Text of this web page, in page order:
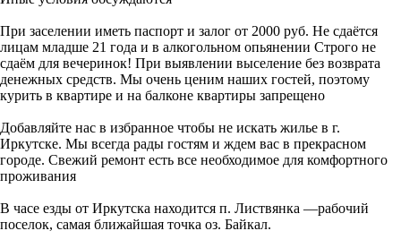
При заселении иметь паспорт и залог от 2000 руб. Не сдаётся
лицам младше 21 года и в алкогольном опьянении Строго не
сдаём для вечеринок! При выявлении выселение без возврата
денежных средств. Мы очень ценим наших гостей, поэтому
курить в квартире и на балконе квартиры запрещено
Добавляйте нас в избранное чтобы не искать жилье в г.
Иркутске. Мы всегда рады гостям и ждем вас в прекрасном
городе. Свежий ремонт есть все необходимое для комфортного
проживания
В часе езды от Иркутска находится п. Листвянка —рабочий
поселок, самая ближайшая точка оз. Байкал.